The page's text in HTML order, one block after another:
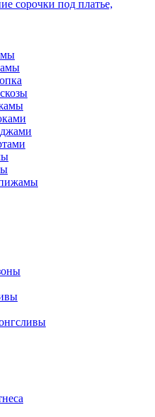
сорочки под платье,